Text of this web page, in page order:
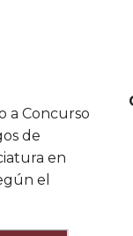
a Concurso
de
en
el